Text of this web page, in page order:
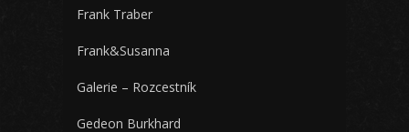
Frank Traber
Frank&Susanna
Galerie – Rozcestník
Gedeon Burkhard